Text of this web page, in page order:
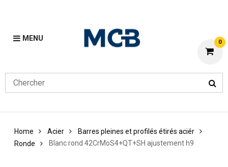
MENU 0
Home Acier
Barres pleines et profilés étirés aciér
Ronde
Blanc rond 42CrMoS4+QT+SH ajustement h9